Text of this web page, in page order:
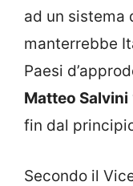
ad un sistema
manterrebbe
Paesi
Matteo Salvini
fin dal
Secondo il